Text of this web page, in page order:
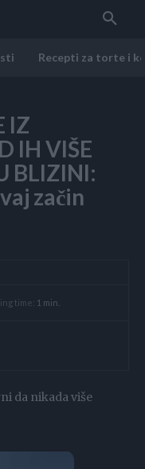
Recepti za torte i
IZ
IH VIŠE
BLIZINI:
začin
time: 1 min.
da nikada više